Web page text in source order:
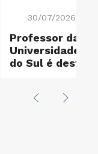
30/07/2026
Professor da
Universidade
do Sul é
mundo